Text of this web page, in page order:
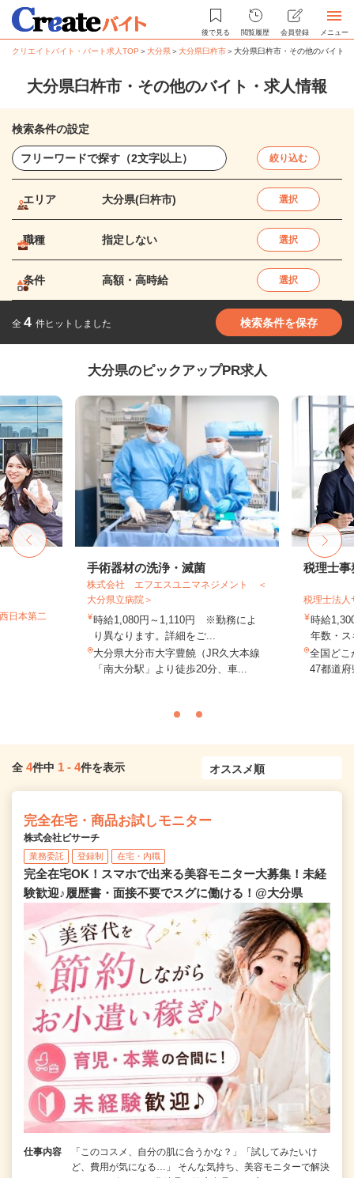
後で見る 閲覧履歴 会員登録 メニュー
クリエイトバイト・パート求人TOP ＞大分県＞大分県臼杵市＞大分県臼杵市・その他のバイト
大分県臼杵市・その他のバイト・求人情報
検索条件の設定
絞り込む
エリア 大分県(臼杵市) 選択
職種 指定しない 選択
条件 高額・高時給 選択
全 4 件ヒットしました 検索条件を保存
大分県のピックアップPR求人
日本第二
手術器材の洗浄・滅菌
株式会社 エフエスユニマネジメント ＜
大分県立病院＞
時給1,080円～1,110円 ※勤務によ
り異なります。詳細をご...
大分県大分市大字豊饒（JR久大本線
「南大分駅」より徒歩20分、車...
税理士事
税理士法人
時給
年数・
全国どこ
47都道
全 4件中 1 - 4件を表示
完全在宅・商品お試しモニター
株式会社ビサーチ
業務委託 登録制 在宅・内職
完全在宅OK！スマホで出来る美容モニター大募集！未経
験歓迎♪履歴書・面接不要でスグに働ける！@大分県
仕事内容
「このコスメ、自分の肌に合うかな？」「試してみたいけ
ど、費用が気になる…」 そんな気持ち、美容モニターで解決